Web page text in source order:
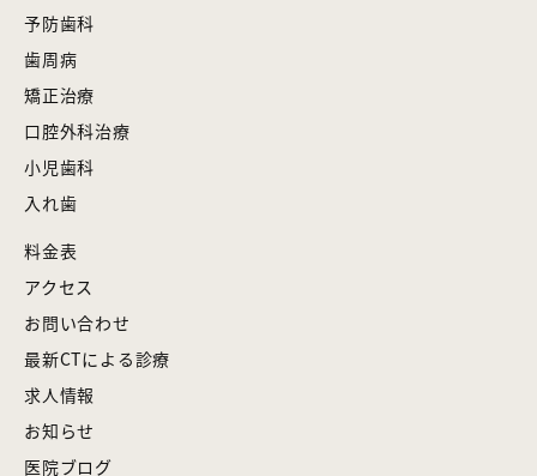
予防歯科
歯周病
矯正治療
口腔外科治療
小児歯科
入れ歯
料金表
アクセス
お問い合わせ
最新CTによる診療
求人情報
お知らせ
医院ブログ